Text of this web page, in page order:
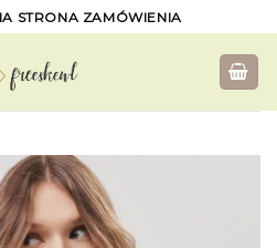
STRONA ZAMÓWIENIA